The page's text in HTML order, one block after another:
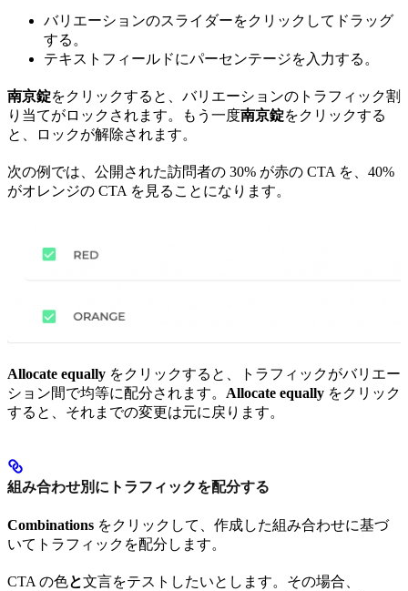
バリエーションのスライダーをクリックしてドラッグ
する。
テキストフィールドにパーセンテージを入力する。
南京錠をクリックすると、バリエーションのトラフィック割
り当てがロックされます。もう一度南京錠をクリックする
と、ロックが解除されます。
次の例では、公開された訪問者の 30% が赤の CTA を、40%
がオレンジの CTA を見ることになります。
Allocate equally をクリックすると、トラフィックがバリエー
ション間で均等に配分されます。 Allocate equally をクリック
すると、それまでの変更は元に戻ります。
組み合わせ別にトラフィックを配分する
Combinations をクリックして、作成した組み合わせに基づ
いてトラフィックを配分します。
CTA の色と文言をテストしたいとします。その場合、